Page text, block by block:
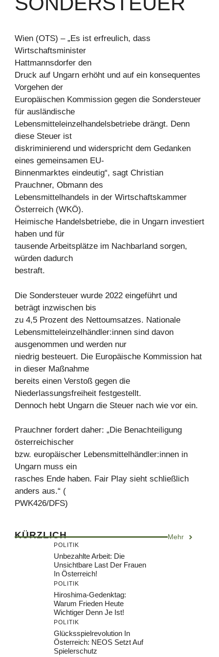
Wien (OTS) – „Es ist erfreulich, dass
Wirtschaftsminister
Hattmannsdorfer den
Druck auf Ungarn erhöht und auf ein konsequentes
Vorgehen der
Europäischen Kommission gegen die Sondersteuer
für ausländische
Lebensmitteleinzelhandelsbetriebe drängt. Denn
diese Steuer ist
diskriminierend und widerspricht dem Gedanken
eines gemeinsamen EU-
Binnenmarktes eindeutig“, sagt Christian
Prauchner, Obmann des
Lebensmittelhandels in der Wirtschaftskammer
Österreich (WKÖ).
Heimische Handelsbetriebe, die in Ungarn investiert
haben und für
tausende Arbeitsplätze im Nachbarland sorgen,
würden dadurch
bestraft.
Die Sondersteuer wurde 2022 eingeführt und
beträgt inzwischen bis
zu 4,5 Prozent des Nettoumsatzes. Nationale
Lebensmitteleinzelhändler:innen sind davon
ausgenommen und werden nur
niedrig besteuert. Die Europäische Kommission hat
in dieser Maßnahme
bereits einen Verstoß gegen die
Niederlassungsfreiheit festgestellt.
Dennoch hebt Ungarn die Steuer nach wie vor ein.
Prauchner fordert daher: „Die Benachteiligung
österreichischer
bzw. europäischer Lebensmittelhändler:innen in
Ungarn muss ein
rasches Ende haben. Fair Play sieht schließlich
anders aus.“ (
PWK426/DFS)
KÜRZLICH Mehr
POLITIK
Unbezahlte Arbeit: Die
Unsichtbare Last Der Frauen
In Österreich!
POLITIK
Hiroshima-Gedenktag:
Warum Frieden Heute
Wichtiger Denn Je Ist!
POLITIK
Glücksspielrevolution In
Österreich: NEOS Setzt Auf
Spielerschutz